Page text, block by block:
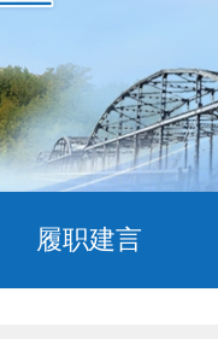
履职建言